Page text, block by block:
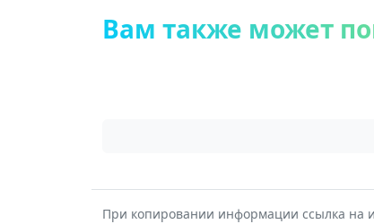
Вам также может
При копировании информации ссылка на